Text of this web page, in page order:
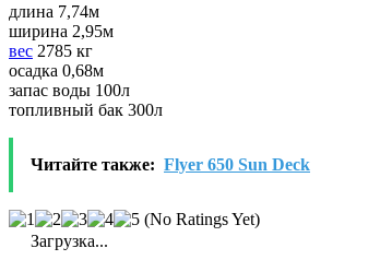
длина 7,74м
ширина 2,95м
вес 2785 кг
осадка 0,68м
запас воды 100л
топливный бак 300л
Читайте также: Flyer 650 Sun Deck
(No Ratings Yet)
Загрузка...